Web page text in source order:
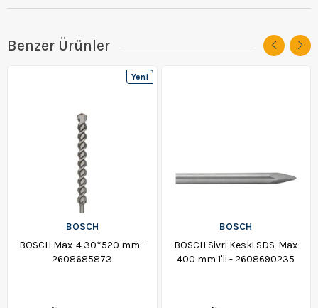
Benzer Ürünler
BOSCH
BOSCH Max-4 30*520 mm -
2608685873
Yeni
BOSCH
BOSCH Sivri Keski SDS-Max
400 mm 1'li - 2608690235